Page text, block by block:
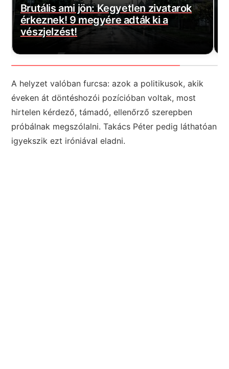
zivatarok
ki a
Magyar Péter
várt jó hírt! Végre
A helyzet valóban furcsa: azok a politikusok, akik
éveken át döntéshozói pozícióban voltak, most
hirtelen kérdező, támadó, ellenőrző szerepben
próbálnak megszólalni. Takács Péter pedig láthatóan
igyekszik ezt iróniával eladni.